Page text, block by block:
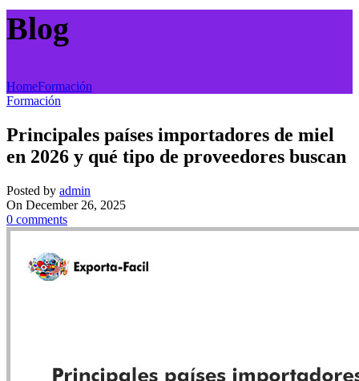
Blog
HomeFormación
Formación
Principales países importadores de miel
en 2026 y qué tipo de proveedores buscan
Posted by admin
On December 26, 2025
0 comments